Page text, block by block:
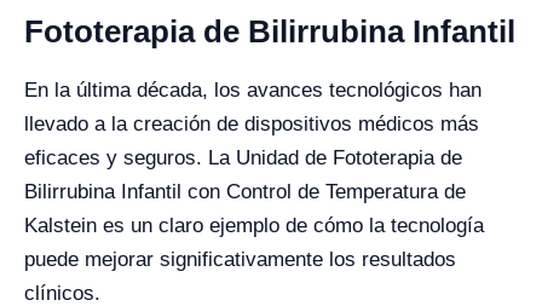
Fototerapia de Bilirrubina Infantil
En la última década, los avances tecnológicos han
llevado a la creación de dispositivos médicos más
eficaces y seguros. La Unidad de Fototerapia de
Bilirrubina Infantil con Control de Temperatura de
Kalstein es un claro ejemplo de cómo la tecnología
puede mejorar significativamente los resultados
clínicos.